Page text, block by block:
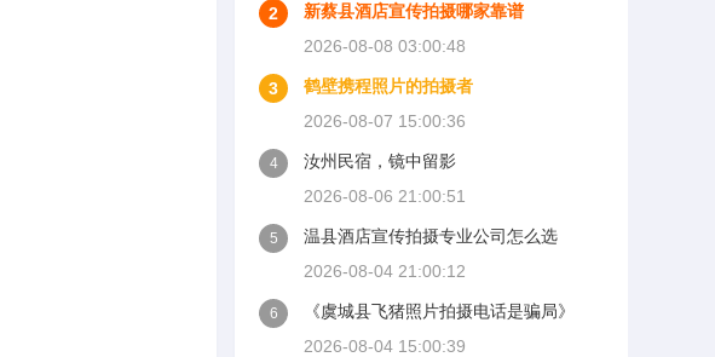
2
新蔡县酒店宣传拍摄哪家靠谱
2026-08-08 03:00:48
3
鹤壁携程照片的拍摄者
2026-08-07 15:00:36
4
汝州民宿，镜中留影
2026-08-06 21:00:51
5
温县酒店宣传拍摄专业公司怎么选
2026-08-04 21:00:12
6
《虞城县飞猪照片拍摄电话是骗局》
2026-08-04 15:00:39